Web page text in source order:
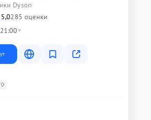
Dyson
5,0285 оценки